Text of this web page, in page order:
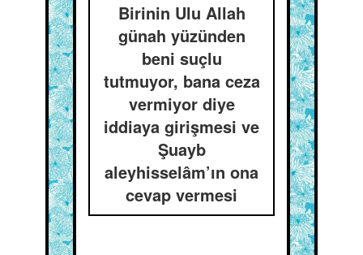
Birinin Ulu Allah
günah yüzünden
beni suçlu
tutmuyor, bana ceza
vermiyor diye
iddiaya girişmesi ve
Şuayb
aleyhisselâm’ın ona
cevap vermesi